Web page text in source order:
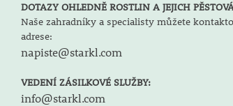
DOTAZY OHLEDNĚ ROSTLIN A JEJICH
Naše zahradníky a specialisty můžete
adrese:
napiste@starkl.com
VEDENÍ ZÁSILKOVÉ SLUŽBY:
info@starkl.com